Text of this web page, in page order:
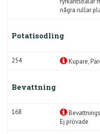
några rullar
Potatisodling
254 Kupare,
Bevattning
168
Ej prövade